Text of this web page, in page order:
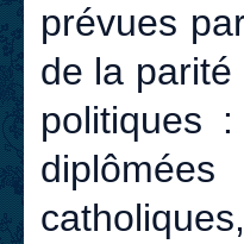
prévues
de la
politiques